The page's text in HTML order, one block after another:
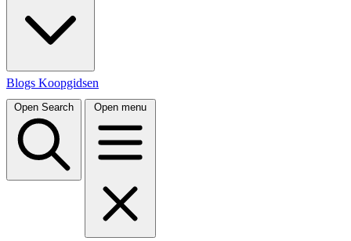
Blogs Koopgidsen
Open Search Open menu